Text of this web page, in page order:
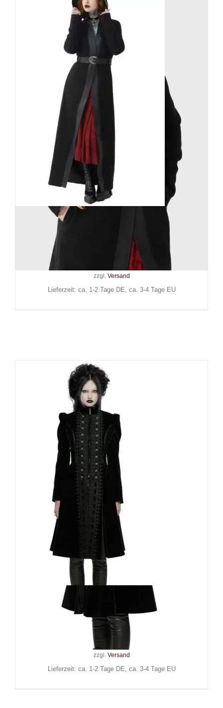
Killstar Mantel Mercurian
zzgl. Versand
Lieferzeit: ca. 1-2 Tage DE, ca. 3-4 Tage EU
Punk Rave Mantel Lady
MacBeth
189,90€
Inkl. MwSt.
zzgl. Versand
Lieferzeit: ca. 1-2 Tage DE, ca. 3-4 Tage EU